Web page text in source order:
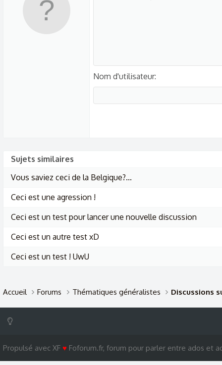
Nom d'utilisateur
Sujets similaires
Vous saviez ceci de la Belgique?...
Ceci est une agression !
Ceci est un test pour lancer une nouvelle discussion
Ceci est un autre test xD
Ceci est un test ! UwU
Accueil Forums Thématiques généralistes Discussions
Propulsé avec XF ♥ Foforum.fr, forum pour parler entre ados et